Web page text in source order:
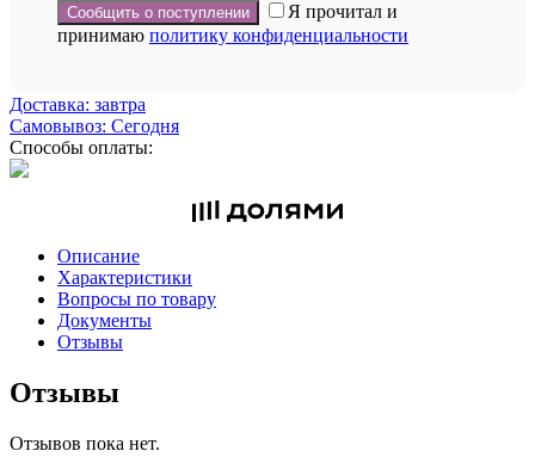
Я прочитал и
принимаю политику конфиденциальности
Доставка: завтра
Самовывоз: Сегодня
Способы оплаты:
Описание
Характеристики
Вопросы по товару
Документы
Отзывы
Отзывы
Отзывов пока нет.